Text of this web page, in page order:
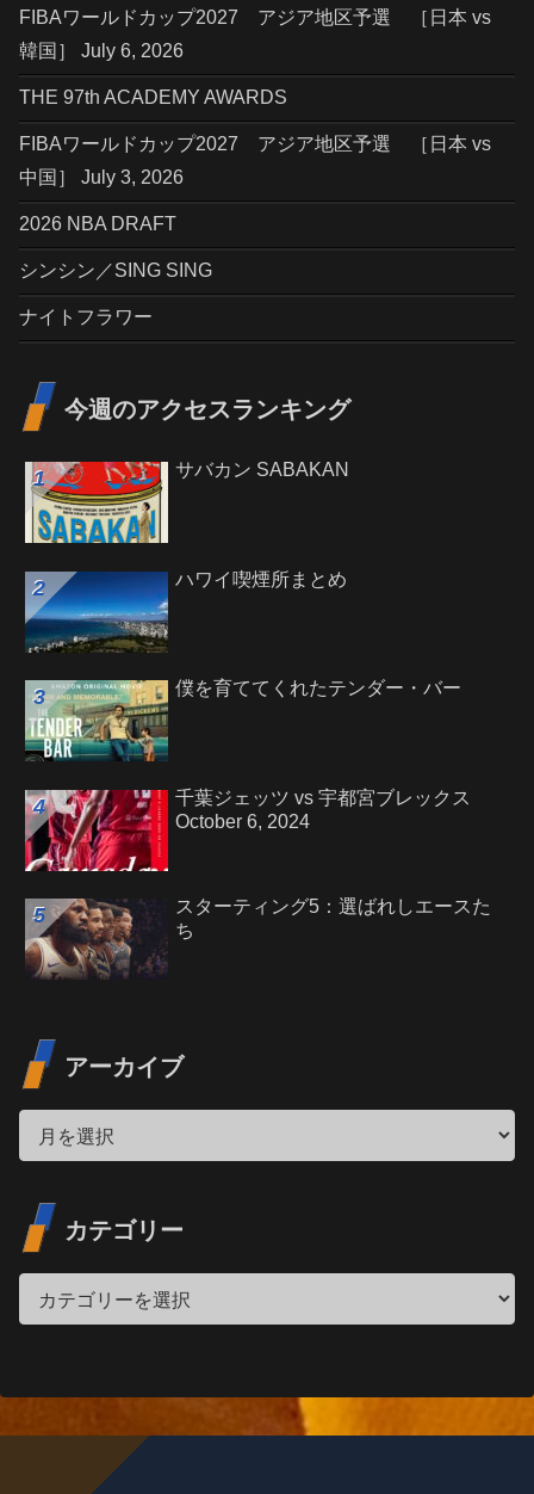
FIBAワールドカップ2027 アジア地区予選 ［日本 vs
韓国］ July 6, 2026
THE 97th ACADEMY AWARDS
FIBAワールドカップ2027 アジア地区予選 ［日本 vs
中国］ July 3, 2026
2026 NBA DRAFT
シンシン／SING SING
ナイトフラワー
今週のアクセスランキング
サバカン SABAKAN
ハワイ喫煙所まとめ
僕を育ててくれたテンダー・バー
千葉ジェッツ vs 宇都宮ブレックス
October 6, 2024
スターティング5：選ばれしエースた
ち
アーカイブ
カテゴリー